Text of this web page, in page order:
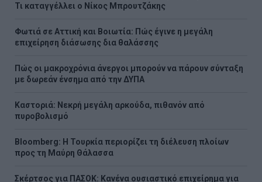
Τι καταγγέλλει ο Νίκος Μπρουτζάκης
Φωτιά σε Αττική και Βοιωτία: Πώς έγινε η μεγάλη
επιχείρηση διάσωσης δια θαλάσσης
Πώς οι μακροχρόνια άνεργοι μπορούν να πάρουν σύνταξη
με δωρεάν ένσημα από την ΔΥΠΑ
Καστοριά: Νεκρή μεγάλη αρκούδα, πιθανόν από
πυροβολισμό
Bloomberg: Η Τουρκία περιορίζει τη διέλευση πλοίων
προς τη Μαύρη Θάλασσα
Σκέρτσος για ΠΑΣΟΚ: Κανένα ουσιαστικό επιχείρημα για